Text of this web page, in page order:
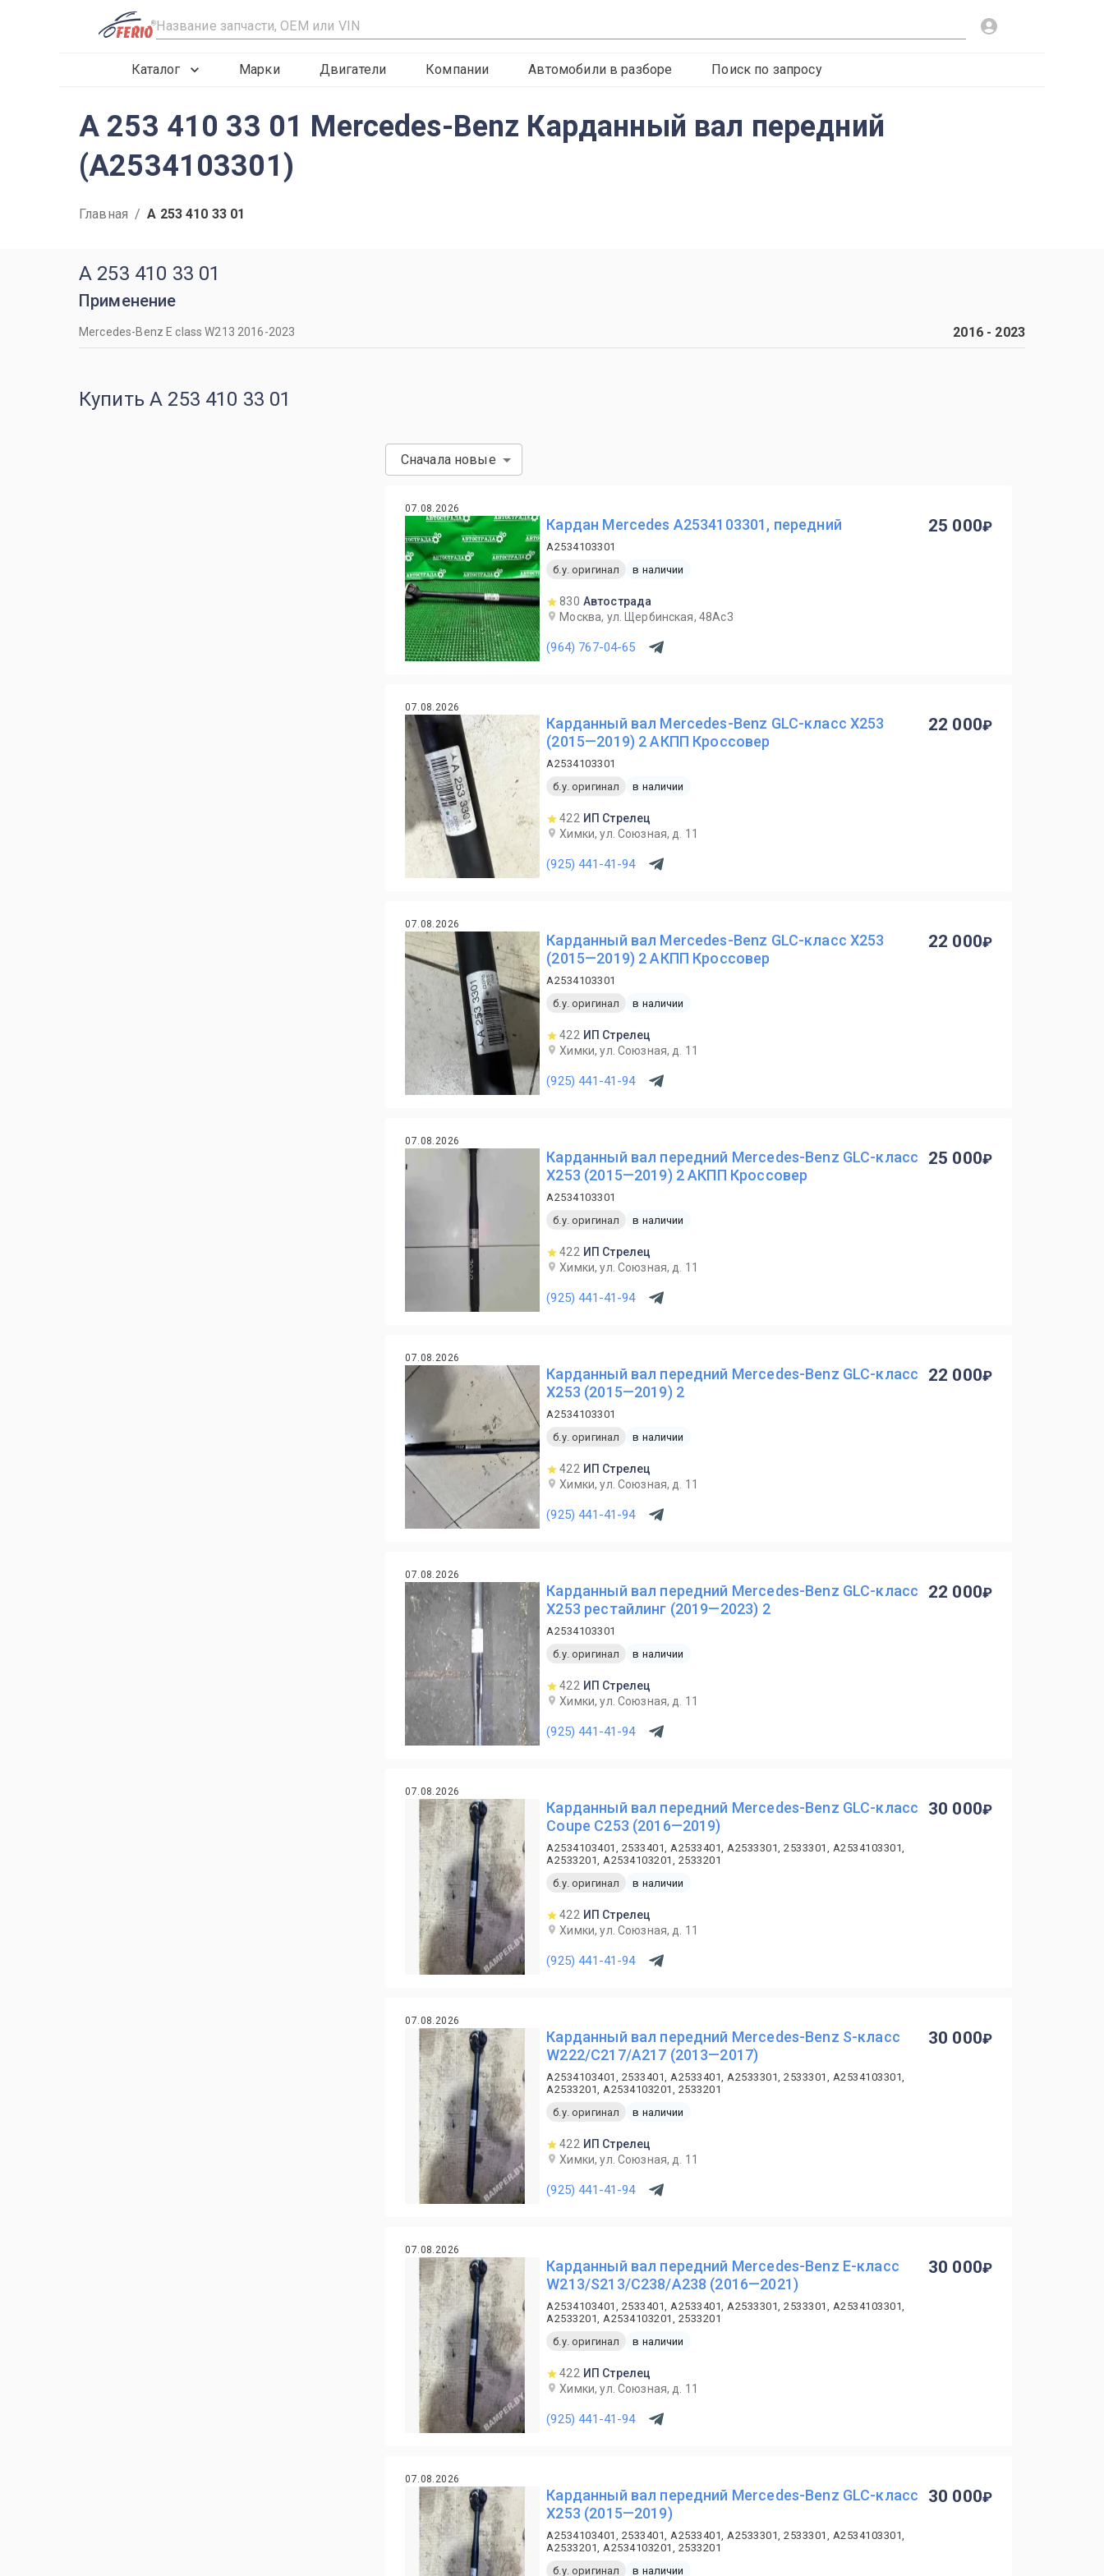
R
Каталог Марки Двигатели Компании Автомобили в разборе Поиск по запросу
A 253 410 33 01 Mercedes-Benz Карданный вал передний
(A2534103301)
Главная / A 253 410 33 01
A 253 410 33 01
Применение
Mercedes-Benz E class W213 2016-2023 2016- 2023
Купить A 253 410 33 01
Сначала новые
07.08.2026
Кардан Mercedes A2534103301, передний
A2534103301
б.у. оригинал
в наличии
830 Автострада
Москва, ул. Щербинская, 48Ас3
(964) 767-04-65
25 000
07.08.2026
Карданный вал Mercedes-Benz GLC-класс X253
(2015—2019) 2 АКПП Кроссовер
A2534103301
б.у. оригинал
в наличии
422 ИП Стрелец
Химки, ул. Союзная, д. 11
(925) 441-41-94
22 000
07.08.2026
Карданный вал Mercedes-Benz GLC-класс X253
(2015—2019) 2 АКПП Кроссовер
A2534103301
б.у. оригинал
в наличии
422 ИП Стрелец
Химки, ул. Союзная, д. 11
(925) 441-41-94
22 000
07.08.2026
Карданный вал передний Mercedes-Benz GLC-класс
X253 (2015—2019) 2 АКПП Кроссовер
A2534103301
б.у. оригинал
в наличии
422 ИП Стрелец
Химки, ул. Союзная, д. 11
(925) 441-41-94
25 000
07.08.2026
Карданный вал передний Mercedes-Benz GLC-класс
X253 (2015—2019) 2
A2534103301
б.у. оригинал
в наличии
422 ИП Стрелец
Химки, ул. Союзная, д. 11
(925) 441-41-94
22 000
07.08.2026
Карданный вал передний Mercedes-Benz GLC-класс
X253 рестайлинг (2019—2023) 2
A2534103301
б.у. оригинал
в наличии
422 ИП Стрелец
Химки, ул. Союзная, д. 11
(925) 441-41-94
22 000
07.08.2026
Карданный вал передний Mercedes-Benz GLC-класс
Coupe C253 (2016—2019)
A2534103401, 2533401, A2533401, A2533301, 2533301, A2534103301,
A2533201, A2534103201, 2533201
б.у. оригинал
в наличии
422 ИП Стрелец
Химки, ул. Союзная, д. 11
(925) 441-41-94
30 000
07.08.2026
Карданный вал передний Mercedes-Benz S-класс
W222/C217/A217 (2013—2017)
A2534103401, 2533401, A2533401, A2533301, 2533301, A2534103301,
A2533201, A2534103201, 2533201
б.у. оригинал
в наличии
422 ИП Стрелец
Химки, ул. Союзная, д. 11
(925) 441-41-94
30 000
07.08.2026
Карданный вал передний Mercedes-Benz E-класс
W213/S213/C238/A238 (2016—2021)
A2534103401, 2533401, A2533401, A2533301, 2533301, A2534103301,
A2533201, A2534103201, 2533201
б.у. оригинал
в наличии
422 ИП Стрелец
Химки, ул. Союзная, д. 11
(925) 441-41-94
30 000
07.08.2026
Карданный вал передний Mercedes-Benz GLC-класс
X253 (2015—2019)
A2534103401, 2533401, A2533401, A2533301, 2533301, A2534103301,
A2533201, A2534103201, 2533201
б.у. оригинал
в наличии
30 000